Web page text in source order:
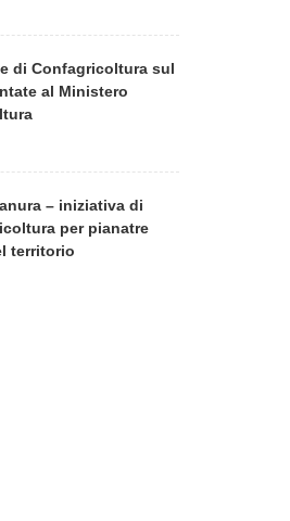
di Confagricoltura sul
al Ministero
– iniziativa di
per pianatre
territorio